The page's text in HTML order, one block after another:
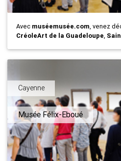
Avec muséemusée.com, venez
CréoleArt de la Guadeloupe,
Cayenne
Musée Félix-Eboué